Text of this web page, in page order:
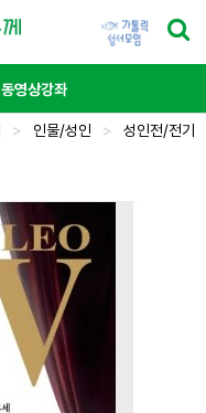
동영상강좌
> 인물/성인 > 성인전/전기